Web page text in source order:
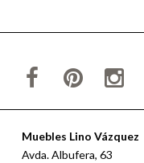
Muebles Lino Vázquez
Avda. Albufera, 63